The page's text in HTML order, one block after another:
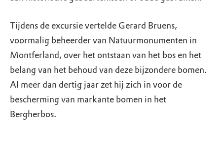
Tijdens de excursie vertelde Gerard Bruens,
voormalig beheerder van Natuurmonumenten in
Montferland, over het ontstaan van het bos en het
belang van het behoud van deze bijzondere bomen.
Al meer dan dertig jaar zet hij zich in voor de
bescherming van markante bomen in het
Bergherbos.